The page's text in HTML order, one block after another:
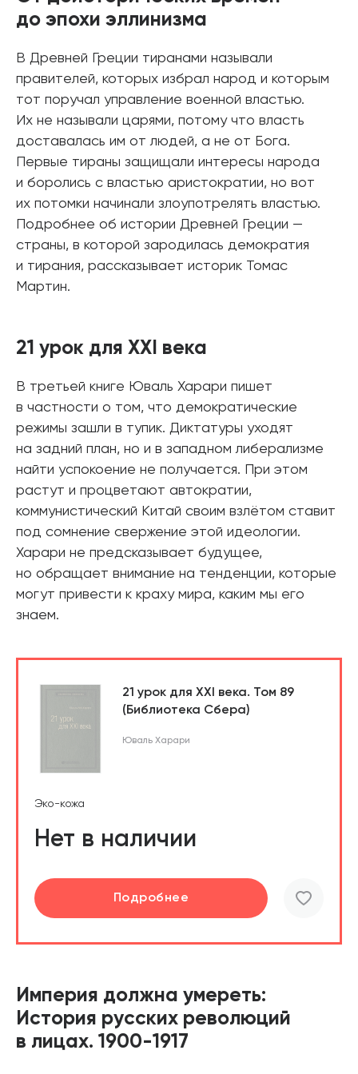
до эпохи эллинизма
В Древней Греции тиранами называли
правителей, которых избрал народ и которым
тот поручал управление военной властью.
Их не называли царями, потому что власть
доставалась им от людей, а не от Бога.
Первые тираны защищали интересы народа
и боролись с властью аристократии, но вот
их потомки начинали злоупотрелять властью.
Подробнее об истории Древней Греции —
страны, в которой зародилась демократия
и тирания, рассказывает историк Томас
Мартин.
21 урок для XXI века
В третьей книге Юваль Харари пишет
в частности о том, что демократические
режимы зашли в тупик. Диктатуры уходят
на задний план, но и в западном либерализме
найти успокоение не получается. При этом
растут и процветают автократии,
коммунистический Китай своим взлётом ставит
под сомнение свержение этой идеологии.
Харари не предсказывает будущее,
но обращает внимание на тенденции, которые
могут привести к краху мира, каким мы его
знаем.
21 урок для XXI века. Том 89
(Библиотека Сбера)
Юваль Харари
Эко-кожа
Нет в наличии
Подробнее
Империя должна умереть:
История русских революций
в лицах. 1900-1917